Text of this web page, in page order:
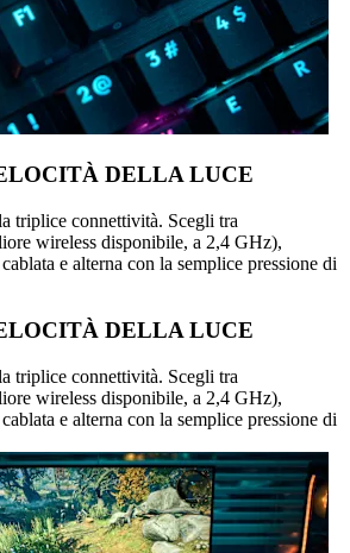
DELLA LUCE
triplice connettività. Scegli tra
wireless disponibile, a 2,4 GHz),
e alterna con la semplice pressione di
DELLA LUCE
triplice connettività. Scegli tra
wireless disponibile, a 2,4 GHz),
e alterna con la semplice pressione di